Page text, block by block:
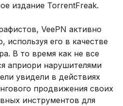
издание TorrentFreak.
VeePN активно
используя его в качестве
В то время как не все
априори нарушителями
увидели в действиях
продвижения своих
инструментов для